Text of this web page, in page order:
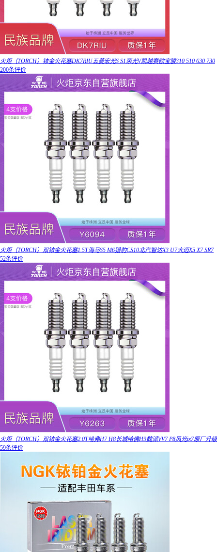
火炬（TORCH）铱金火花塞DK7RIU五菱宏光S S1荣光V凯越赛欧宝骏310 510 630 730
200条评价
火炬（TORCH）双铱金火花塞1.5T海马S5 M6猎豹CS10北汽智达X3 U7大迈X5 X7 SR7
52条评价
火炬（TORCH）双铱金火花塞2.0T哈弗H7 H8长城哈佛H9魏派VV7 P8风光ix7原厂升级
59条评价